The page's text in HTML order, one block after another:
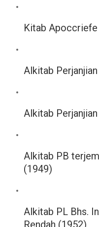
Kitab
Alkitab
Alkitab
Alkitab PB
(1949)
Alkitab PL Bhs.